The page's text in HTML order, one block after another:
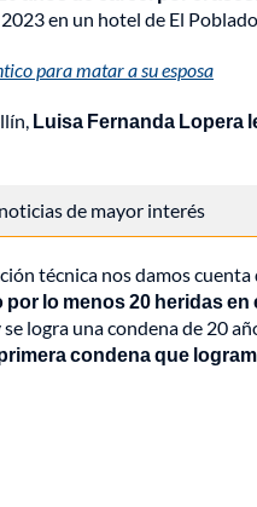
en un hotel de El
para matar a su esposa
Luisa Fernanda Lopera
de mayor interés
técnica nos damos
lo menos 20 heridas en
logra una condena de 20
condena que